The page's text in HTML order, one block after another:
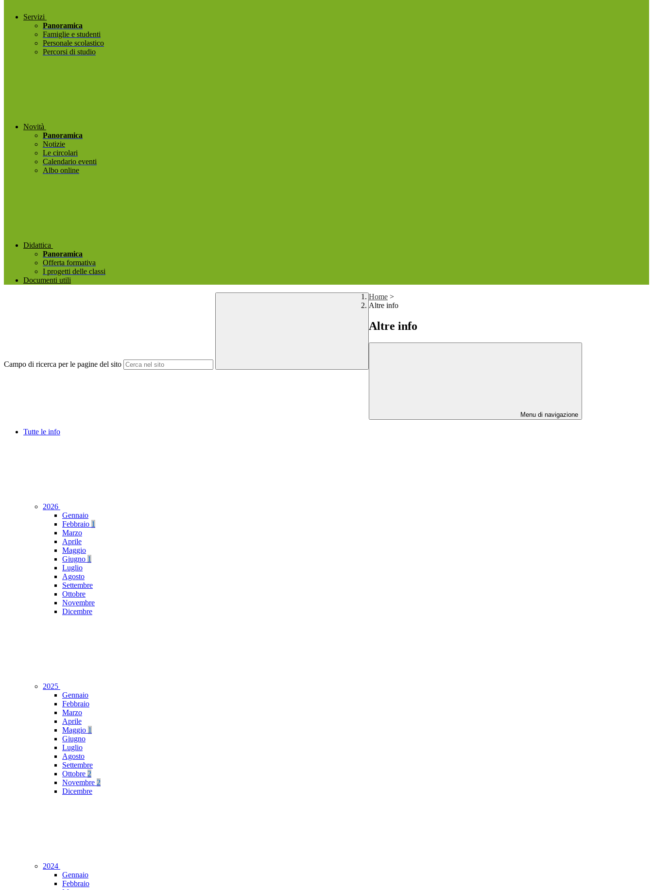
Servizi
Panoramica
Famiglie e studenti
Personale scolastico
Percorsi di studio
Novità
Panoramica
Notizie
Le circolari
Calendario eventi
Albo online
Didattica
Panoramica
Offerta formativa
I progetti delle classi
Documenti utili
Campo di ricerca per le pagine del sito
Home >
Altre info
Altre info
Menu di navigazione
Tutte le info
2026
Gennaio
Febbraio 1
Marzo
Aprile
Maggio
Giugno 1
Luglio
Agosto
Settembre
Ottobre
Novembre
Dicembre
2025
Gennaio
Febbraio
Marzo
Aprile
Maggio 1
Giugno
Luglio
Agosto
Settembre
Ottobre 2
Novembre 2
Dicembre
2024
Gennaio
Febbraio